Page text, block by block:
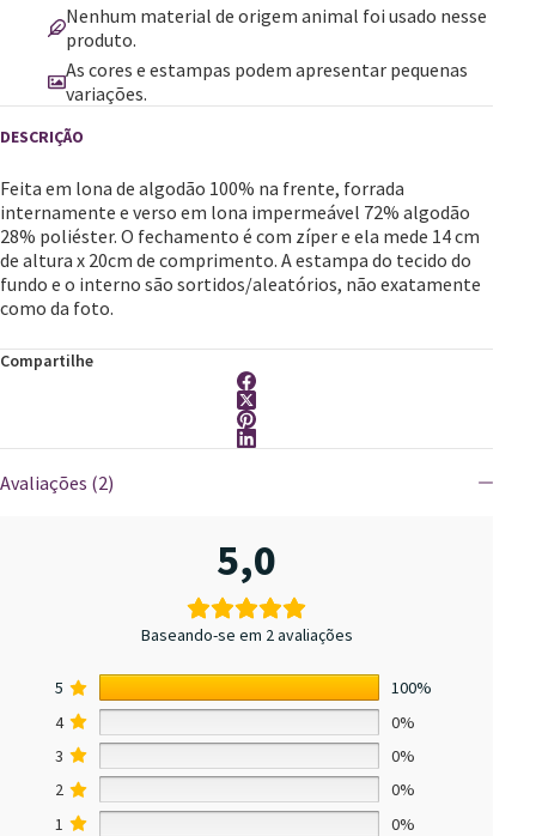
Nenhum material de origem animal foi usado nesse
produto.
As cores e estampas podem apresentar pequenas
variações.
Feita em lona de algodão 100% na frente, forrada
internamente e verso em lona impermeável 72% algodão
28% poliéster. O fechamento é com zíper e ela mede 14 cm
de altura x 20cm de comprimento. A estampa do tecido do
fundo e o interno são sortidos/aleatórios, não exatamente
como da foto.
Compartilhe
Avaliações (2)
5,0
Baseando-se em 2 avaliações
5
100%
4
0%
3
0%
2
0%
1
0%